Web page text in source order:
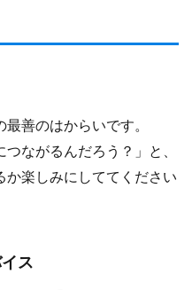
善のはからいです。
つながるんだろう？」と、
か楽しみにしててください
ス